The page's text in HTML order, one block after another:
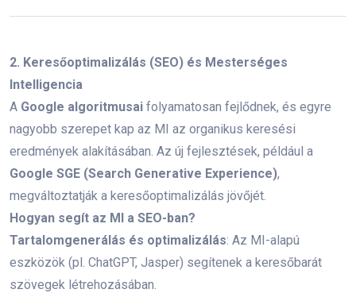
Mellett
Nyári Marketingstratégia: Így
Alapozd Meg Az Őszi Sikereket
2026. 07. 15.
Kövess minket
2. Keresőoptimalizálás (SEO) és Mesterséges
Intelligencia
A Google algoritmusai folyamatosan fejlődnek, és egyre
nagyobb szerepet kap az MI az organikus keresési
eredmények alakításában. Az új fejlesztések, például a
Google SGE (Search Generative Experience),
megváltoztatják a keresőoptimalizálás jövőjét.
Hogyan segít az MI a SEO-ban?
Tartalomgenerálás és optimalizálás: Az MI-alapú
eszközök (pl. ChatGPT, Jasper) segítenek a keresőbarát
szövegek létrehozásában.